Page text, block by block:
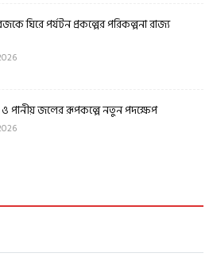
ঘিরে পর্যটন প্রকল্পের পরিকল্পনা রাজ্য
পানীয় জলের রূপকল্পে নতুন পদক্ষেপ